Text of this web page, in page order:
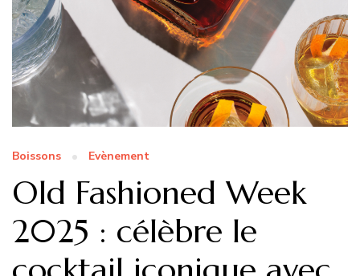
Boissons Evènement
Old Fashioned Week
2025 : célèbre le